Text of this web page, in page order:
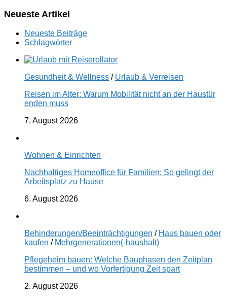
Neueste Artikel
Neueste Beiträge
Schlagwörter
Gesundheit & Wellness / Urlaub & Verreisen
Reisen im Alter: Warum Mobilität nicht an der Haustür
enden muss
7. August 2026
Wohnen & Einrichten
Nachhaltiges Homeoffice für Familien: So gelingt der
Arbeitsplatz zu Hause
6. August 2026
Behinderungen/Beeinträchtigungen / Haus bauen oder
kaufen / Mehrgenerationen(-haushalt)
Pflegeheim bauen: Welche Bauphasen den Zeitplan
bestimmen – und wo Vorfertigung Zeit spart
2. August 2026